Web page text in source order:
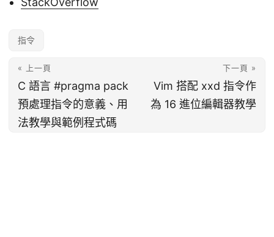
指令
« 上一頁
C 語言 #pragma pack
預處理指令的意義、用
法教學與範例程式碼
下一頁 »
Vim 搭配 xxd 指令作
為 16 進位編輯器教學